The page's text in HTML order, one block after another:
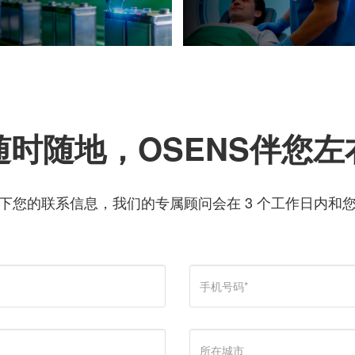
时随地，OSENS伴您左
您的联系信息，我们的专属顾问会在 3 个工作日内和